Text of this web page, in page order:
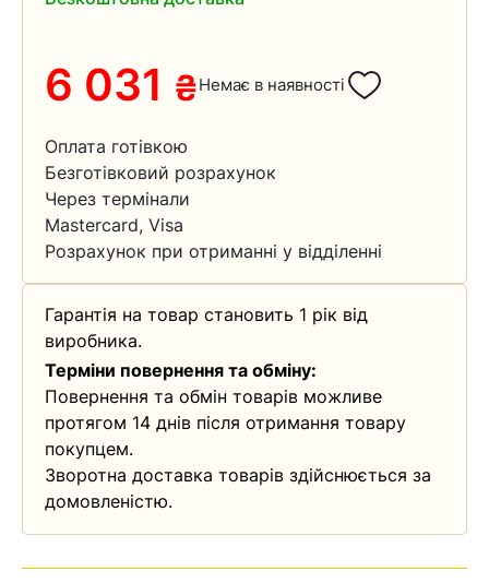
6 031 ₴Немає в наявності
Оплата готівкою
Безготівковий розрахунок
Через термінали
Mastercard, Visa
Розрахунок при отриманні у відділенні
Гарантія на товар становить 1 рік від
виробника.
Терміни повернення та обміну:
Повернення та обмін товарів можливе
протягом 14 днів після отримання товару
покупцем.
Зворотна доставка товарів здійснюється за
домовленістю.